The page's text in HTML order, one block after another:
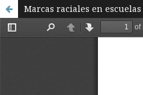
Marcas raciales en